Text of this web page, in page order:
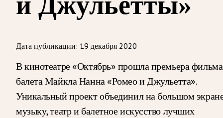
Дата публикации: 19 декабря 2020
В кинотеатре «Октябрь» прошла премьера
балета Майкла Нанна «Ромео и Джульетта».
Уникальный проект объединил на большом
музыку, театр и балетное искусство лучших